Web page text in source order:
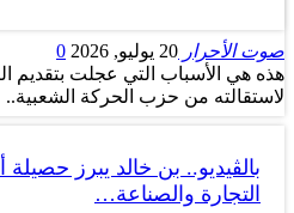
صوت الأحرار 20 يوليو, 2026
0
هذه هي الأسباب التي عجلت بتقديم
لاستقالته من حزب الحركة الشعبية..
التجارة والصناعة…